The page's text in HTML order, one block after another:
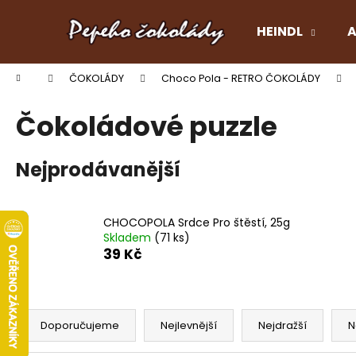
HEINDL
Domů ČOKOLÁDY Choco Pola - RETRO ČOKOLÁDY
Čokoládové puzzle
Nejprodávanější
CHOCOPOLA Srdce Pro štěstí, 25g
Skladem (71 ks)
39 Kč
Ř
a
z
Doporučujeme Nejlevnější Nejdražší
í
Zpět
do
obchodu
Zpět
do
obchodu